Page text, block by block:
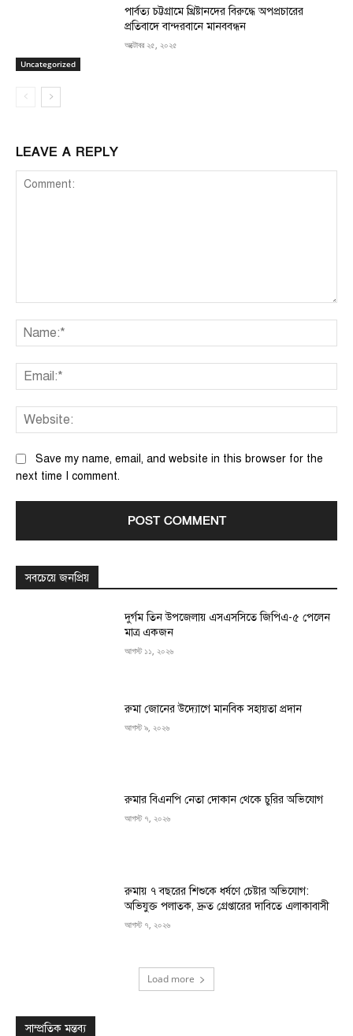
Uncategorized
পার্বত্য চট্টগ্রামে খ্রিষ্টানদের বিরুদ্ধে অপপ্রচারের
প্রতিবাদে বান্দরবানে মানববন্ধন
অক্টোবর ২৫, ২০২৫
LEAVE A REPLY
Save my name, email, and website in this browser for the
next time I comment.
সবচেয়ে জনপ্রিয়
দুর্গম তিন উপজেলায় এসএসসিতে জিপিএ-৫ পেলেন
মাত্র একজন
আগস্ট ১১, ২০২৬
রুমা জোনের উদ্যোগে মানবিক সহায়তা প্রদান
আগস্ট ৯, ২০২৬
রুমার বিএনপি নেতা দোকান থেকে চুরির অভিযোগ
আগস্ট ৭, ২০২৬
রুমায় ৭ বছরের শিশুকে ধর্ষণে চেষ্টার অভিযোগ:
অভিযুক্ত পলাতক, দ্রুত গ্রেপ্তারের দাবিতে এলাকাবাসী
আগস্ট ৭, ২০২৬
Load more
সাম্প্রতিক মন্তব্য